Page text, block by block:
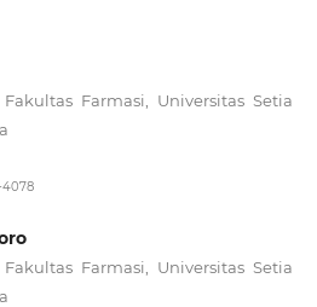
Farmasi, Universitas Setia
4078
Farmasi, Universitas Setia